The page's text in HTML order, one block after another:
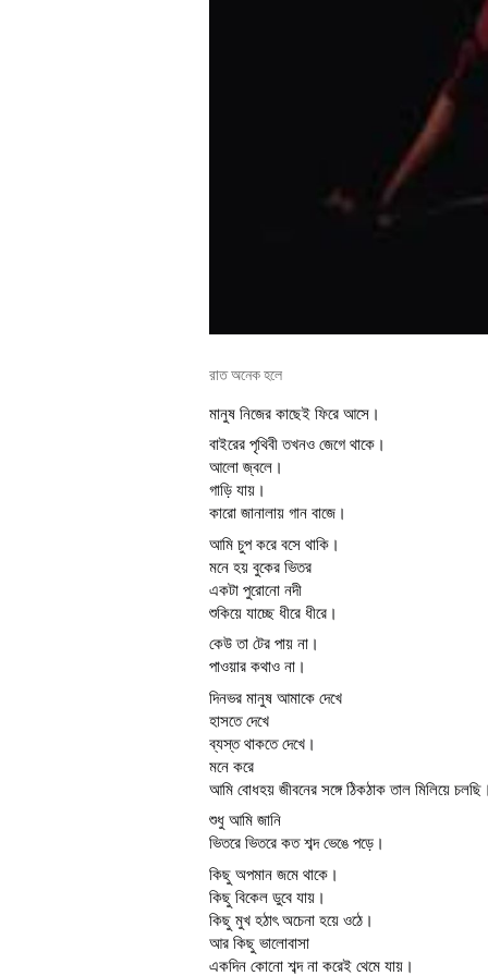
রাত অনেক হলে
মানুষ নিজের কাছেই ফিরে আসে।
বাইরের পৃথিবী তখনও জেগে থাকে।
আলো জ্বলে।
গাড়ি যায়।
কারো জানালায় গান বাজে।
আমি চুপ করে বসে থাকি।
মনে হয় বুকের ভিতর
একটা পুরোনো নদী
শুকিয়ে যাচ্ছে ধীরে ধীরে।
কেউ তা টের পায় না।
পাওয়ার কথাও না।
দিনভর মানুষ আমাকে দেখে
হাসতে দেখে
ব্যস্ত থাকতে দেখে।
মনে করে
আমি বোধহয় জীবনের সঙ্গে ঠিকঠাক তাল মিলিয়ে
শুধু আমি জানি
ভিতরে ভিতরে কত শব্দ ভেঙে পড়ে।
কিছু অপমান জমে থাকে।
কিছু বিকেল ডুবে যায়।
কিছু মুখ হঠাৎ অচেনা হয়ে ওঠে।
আর কিছু ভালোবাসা
একদিন কোনো শব্দ না করেই থেমে যায়।